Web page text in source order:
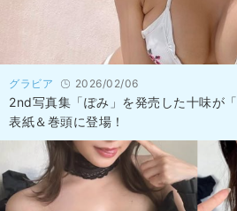
グラビア 2026/02/06
2nd写真集「ぽみ」を発売した十味が
表紙＆巻頭に登場！